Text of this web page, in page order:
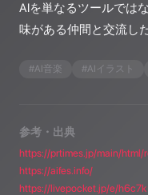
AIを単なるツールでは
味がある仲間と交流し
#AI音楽 #AIイラスト
参考・出典
https://prtimes.jp/main/
https://aifes.info/
https://livepocket.jp/e/h6c7k